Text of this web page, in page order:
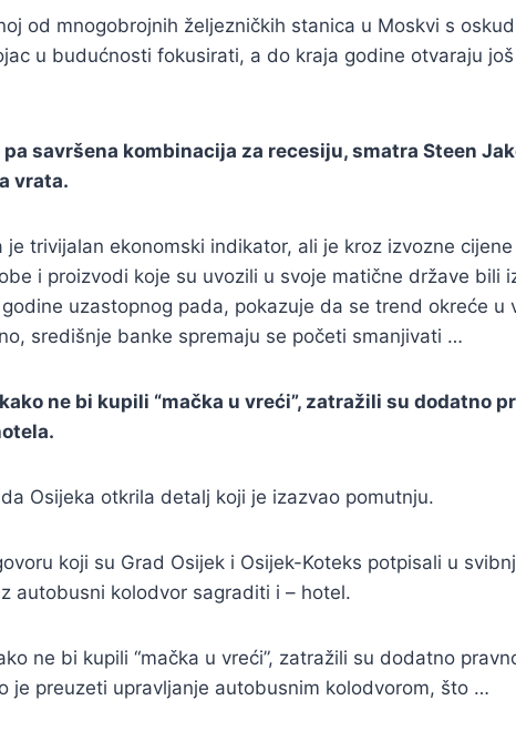
od mnogobrojnih željezničkih stanica u Moskvi s
u budućnosti fokusirati, a do kraja godine otvaraju
savršena kombinacija za recesiju, smatra Steen
vrata.
trivijalan ekonomski indikator, ali je kroz izvozne cijene
i proizvodi koje su uvozili u svoje matične države bili
uzastopnog pada, pokazuje da se trend okreće
središnje banke spremaju se početi smanjivati …
ne bi kupili “mačka u vreći”, zatražili su dodatno
Osijeka otkrila detalj koji je izazvao pomutnju.
koji su Grad Osijek i Osijek-Koteks potpisali u
autobusni kolodvor sagraditi i – hotel.
ne bi kupili “mačka u vreći”, zatražili su dodatno
je preuzeti upravljanje autobusnim kolodvorom, što …